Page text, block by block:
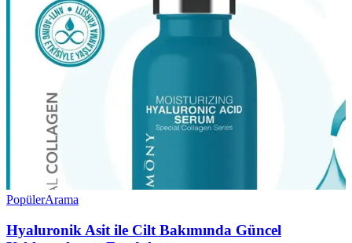
PopülerArama
Hyaluronik Asit ile Cilt Bakımında Güncel